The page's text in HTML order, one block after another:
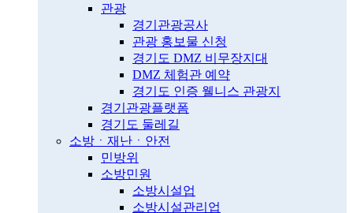
관광
경기관광공사
관광 홍보물 신청
경기도 DMZ 비무장지대
DMZ 체험관 예약
경기도 인증 웰니스 관광지
경기관광플랫폼
경기도 둘레길
소방ㆍ재난ㆍ안전
민방위
소방민원
소방시설업
소방시설관리업